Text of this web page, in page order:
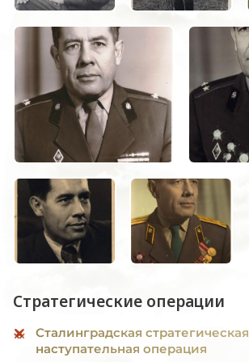
Стратегические операции
Сталинградская стратегическая
наступательная операция